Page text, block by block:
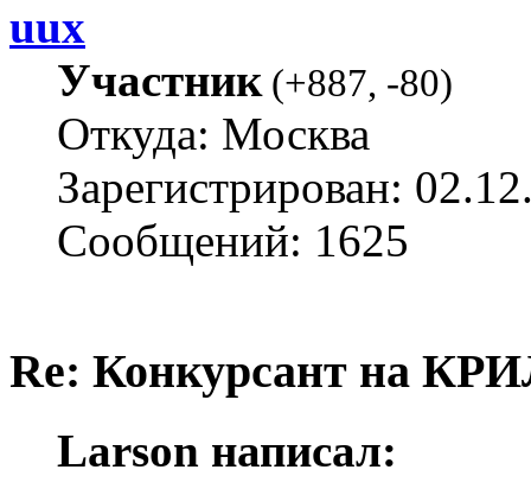
uux
Участник(+887, -80)
Откуда: Москва
Зарегистрирован:
Сообщений: 1625
Re: Конкурсант на
Larson написал: